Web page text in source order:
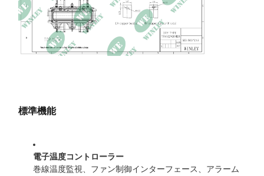
絶縁クラス クラスF、155℃
温度上昇 80℃
巻線材
周囲温度定格 40℃
標準機能
電子温度コントローラー
巻線温度監視、ファン制御インターフェース、アラーム